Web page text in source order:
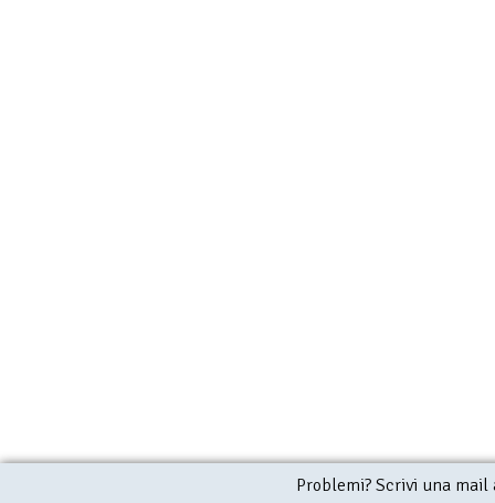
Problemi? Scrivi una